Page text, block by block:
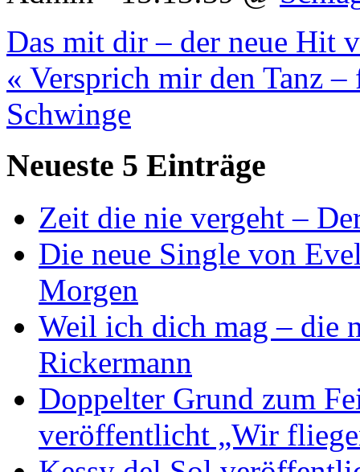
Das mit dir – der neue Hit
« Versprich mir den Tanz
Schwinge
Neueste 5 Einträge
Zeit die nie vergeht –
Die neue Single von
Morgen
Weil ich dich mag – die
Rickermann
Doppelter Grund zum
veröffentlicht „Wir